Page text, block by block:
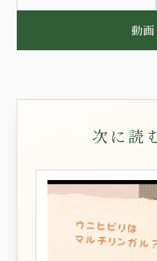
動
次に読